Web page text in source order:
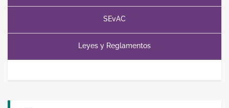
SEvAC
Leyes y Reglamentos